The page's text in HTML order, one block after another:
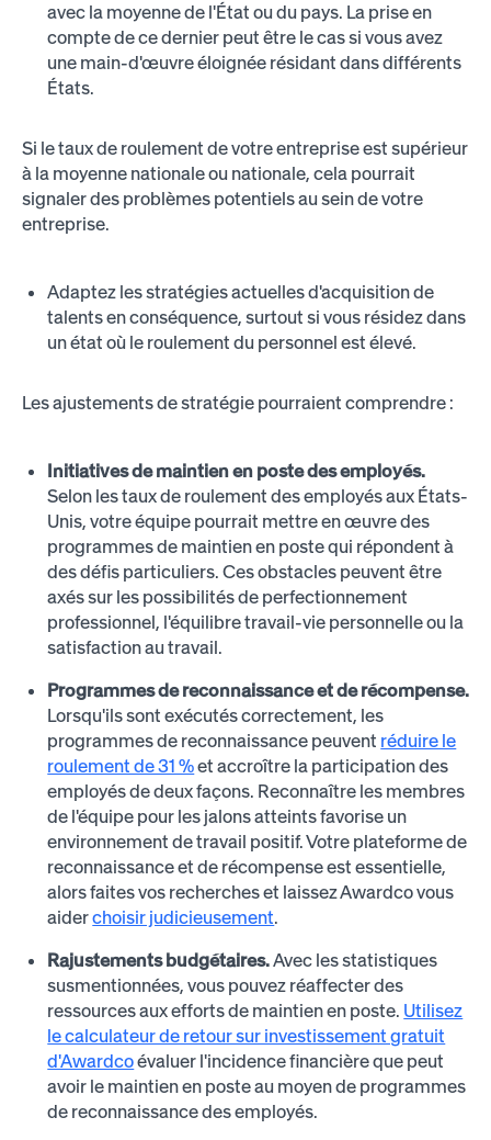
avec la moyenne de l'État ou du pays. La prise en
compte de ce dernier peut être le cas si vous avez
une main-d'œuvre éloignée résidant dans différents
États.
Si le taux de roulement de votre entreprise est supérieur
à la moyenne nationale ou nationale, cela pourrait
signaler des problèmes potentiels au sein de votre
entreprise.
Adaptez les stratégies actuelles d'acquisition de
talents en conséquence, surtout si vous résidez dans
un état où le roulement du personnel est élevé.
Les ajustements de stratégie pourraient comprendre :
Initiatives de maintien en poste des employés.
Selon les taux de roulement des employés aux États-
Unis, votre équipe pourrait mettre en œuvre des
programmes de maintien en poste qui répondent à
des défis particuliers. Ces obstacles peuvent être
axés sur les possibilités de perfectionnement
professionnel, l'équilibre travail-vie personnelle ou la
satisfaction au travail.
Programmes de reconnaissance et de récompense.
Lorsqu'ils sont exécutés correctement, les
programmes de reconnaissance peuvent réduire le
roulement de 31 %et accroître la participation des
employés de deux façons. Reconnaître les membres
de l'équipe pour les jalons atteints favorise un
environnement de travail positif. Votre plateforme de
reconnaissance et de récompense est essentielle,
alors faites vos recherches et laissez Awardco vous
aiderchoisir judicieusement.
Rajustements budgétaires.Avec les statistiques
susmentionnées, vous pouvez réaffecter des
ressources aux efforts de maintien en poste. Utilisez
le calculateur de retour sur investissement gratuit
d'Awardcoévaluer l'incidence financière que peut
avoir le maintien en poste au moyen de programmes
de reconnaissance des employés.